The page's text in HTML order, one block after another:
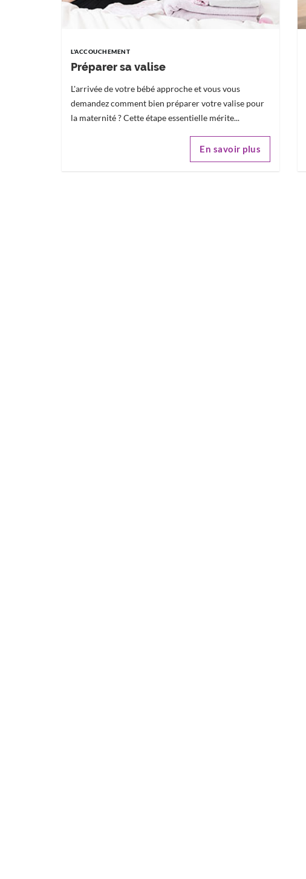
L'ACCOUCHEMENT
Préparer sa valise
L'arrivée de votre bébé approche et vous vous
demandez comment bien préparer votre valise pour
la maternité ? Cette étape essentielle mérite...
En savoir plus